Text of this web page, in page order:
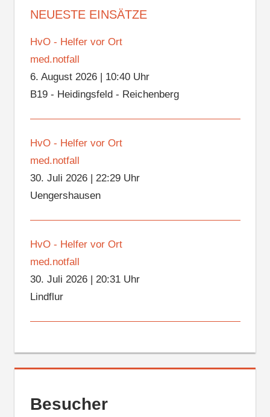
NEUESTE EINSÄTZE
HvO - Helfer vor Ort
med.notfall
6. August 2026| 10:40 Uhr
B19 - Heidingsfeld - Reichenberg
HvO - Helfer vor Ort
med.notfall
30. Juli 2026| 22:29 Uhr
Uengershausen
HvO - Helfer vor Ort
med.notfall
30. Juli 2026| 20:31 Uhr
Lindflur
Besucher